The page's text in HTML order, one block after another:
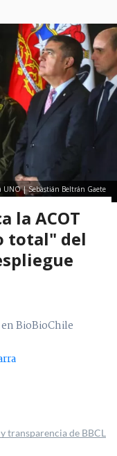
UNO | Sebastián Beltrán Gaete
la ACOT
total" del
BioBioChile
transparencia de BBCL